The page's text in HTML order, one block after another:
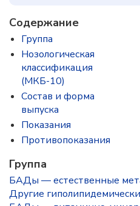
Содержание
Группа
Нозологическая
классификация
(МКБ-10)
Состав и форма
выпуска
Показания
Противопоказания
Группа
БАДы — естественные
Другие